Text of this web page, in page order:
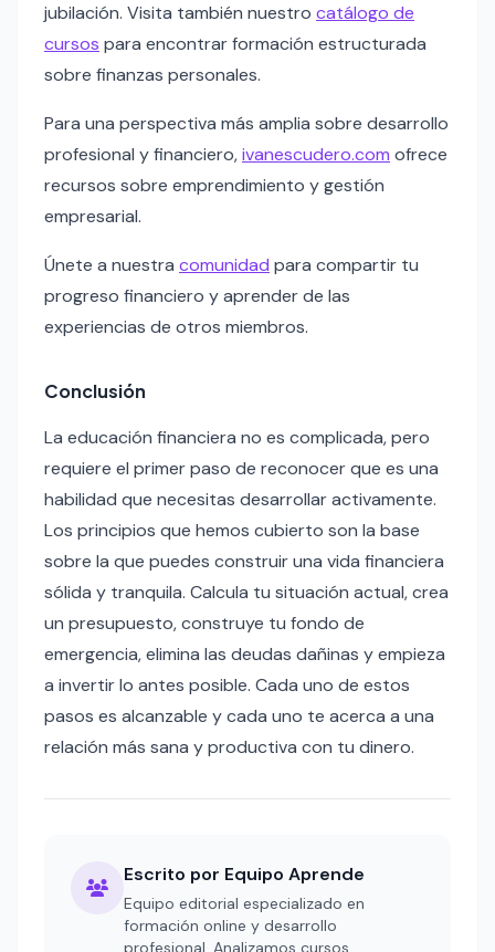
jubilación. Visita también nuestro catálogo de
cursos para encontrar formación estructurada
sobre finanzas personales.
Para una perspectiva más amplia sobre desarrollo
profesional y financiero,ivanescudero.com ofrece
recursos sobre emprendimiento y gestión
empresarial.
Únete a nuestra comunidad para compartir tu
progreso financiero y aprender de las
experiencias de otros miembros.
Conclusión
La educación financiera no es complicada, pero
requiere el primer paso de reconocer que es una
habilidad que necesitas desarrollar activamente.
Los principios que hemos cubierto son la base
sobre la que puedes construir una vida financiera
sólida y tranquila. Calcula tu situación actual, crea
un presupuesto, construye tu fondo de
emergencia, elimina las deudas dañinas y empieza
a invertir lo antes posible. Cada uno de estos
pasos es alcanzable y cada uno te acerca a una
relación más sana y productiva con tu dinero.
Escrito por Equipo Aprende
Equipo editorial especializado en
formación online y desarrollo
profesional. Analizamos cursos,